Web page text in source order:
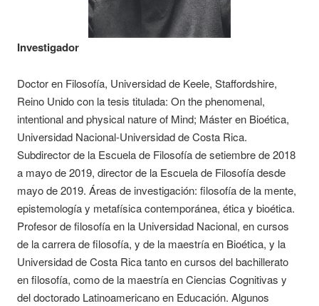
Investigador
Doctor en Filosofía, Universidad de Keele, Staffordshire,
Reino Unido con la tesis titulada: On the phenomenal,
intentional and physical nature of Mind; Máster en Bioética,
Universidad Nacional-Universidad de Costa Rica.
Subdirector de la Escuela de Filosofía de setiembre de 2018
a mayo de 2019, director de la Escuela de Filosofía desde
mayo de 2019. Áreas de investigación: filosofía de la mente,
epistemología y metafísica contemporánea, ética y bioética.
Profesor de filosofía en la Universidad Nacional, en cursos
de la carrera de filosofía, y de la maestría en Bioética, y la
Universidad de Costa Rica tanto en cursos del bachillerato
en filosofía, como de la maestría en Ciencias Cognitivas y
del doctorado Latinoamericano en Educación. Algunos